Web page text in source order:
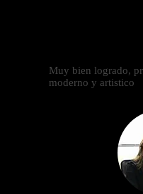
Muy bien logrado,
moderno y artistico